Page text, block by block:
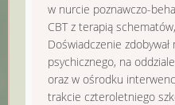
w nurcie poznawczo-
CBT z terapią
Doświadczenie
psychicznego, na
oraz w ośrodku
trakcie czteroletniego